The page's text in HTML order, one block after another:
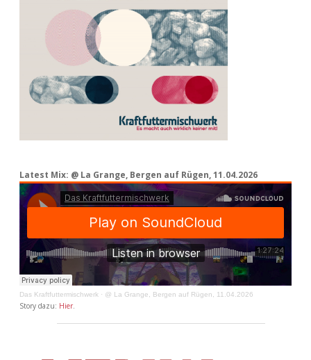
Latest Mix: @ La Grange, Bergen auf Rügen, 11.04.2026
Das Kraftfuttermischwerk · @ La Grange, Bergen auf Rügen, 11.04.2026
Story dazu: Hier